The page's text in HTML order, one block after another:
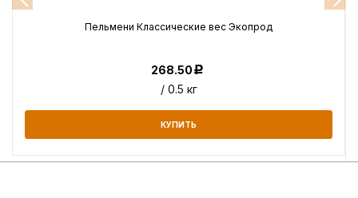
Пельмени Классические вес Экопрод
268.50Р
/ 0.5 кг
КУПИТЬ